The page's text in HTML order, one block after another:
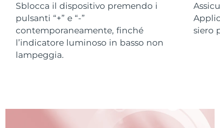
Sblocca il dispositivo premendo i
pulsanti “+” e “-”
contemporaneamente, finché
l’indicatore luminoso in basso non
lampeggia.
siero